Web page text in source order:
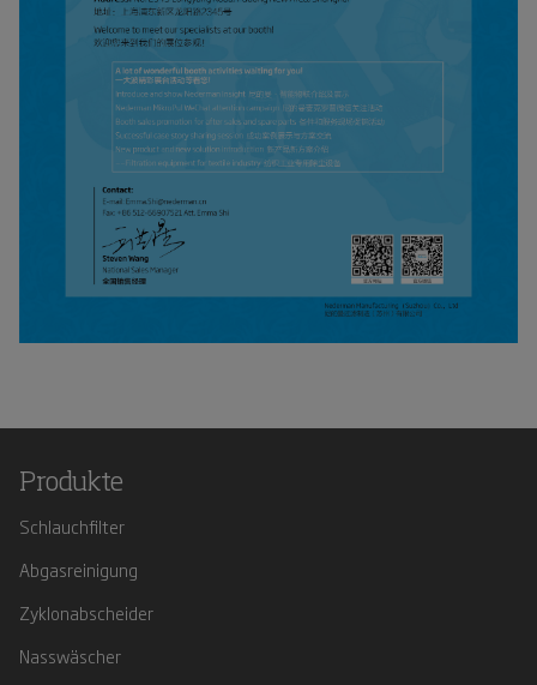
Produkte
Schlauchfilter
Abgasreinigung
Zyklonabscheider
Nasswäscher